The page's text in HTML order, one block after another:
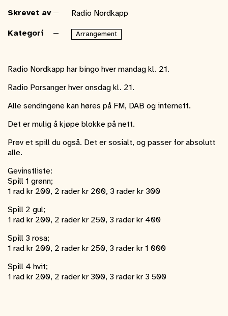
Skrevet av Radio Nordkapp
Kategori Arrangement
Radio Nordkapp har bingo hver mandag kl. 21.
Radio Porsanger hver onsdag kl. 21.
Alle sendingene kan høres på FM, DAB og internett.
Det er mulig å kjøpe blokke på nett.
Prøv et spill du også. Det er sosialt, og passer for absolutt
alle.
Gevinstliste:
Spill 1 grønn;
1 rad kr 200, 2 rader kr 200, 3 rader kr 300
Spill 2 gul;
1 rad kr 200, 2 rader kr 250, 3 rader kr 400
Spill 3 rosa;
1 rad kr 200, 2 rader kr 250, 3 rader kr 1 000
Spill 4 hvit;
1 rad kr 200, 2 rader kr 300, 3 rader kr 3 500